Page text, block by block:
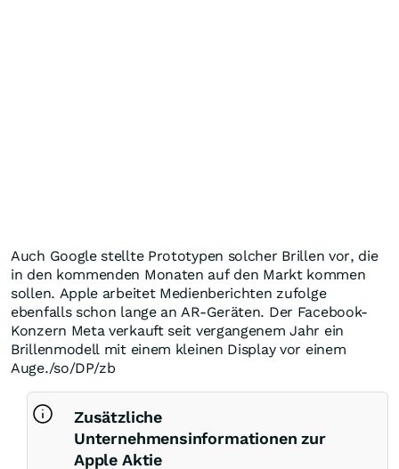
Auch Google stellte Prototypen solcher Brillen vor, die
in den kommenden Monaten auf den Markt kommen
sollen. Apple arbeitet Medienberichten zufolge
ebenfalls schon lange an AR-Geräten. Der Facebook-
Konzern Meta verkauft seit vergangenem Jahr ein
Brillenmodell mit einem kleinen Display vor einem
Auge./so/DP/zb
Zusätzliche
Unternehmensinformationen zur
Apple Aktie